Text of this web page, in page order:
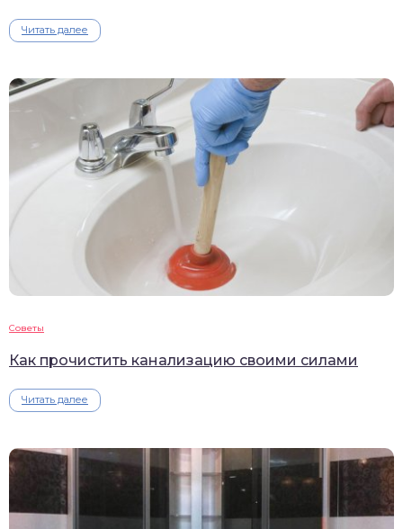
Читать далее
Советы
Как прочистить канализацию своими силами
Читать далее